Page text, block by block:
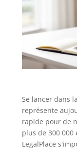
Se lancer dans
représente
rapide pour de
plus de 300
LegalPlace